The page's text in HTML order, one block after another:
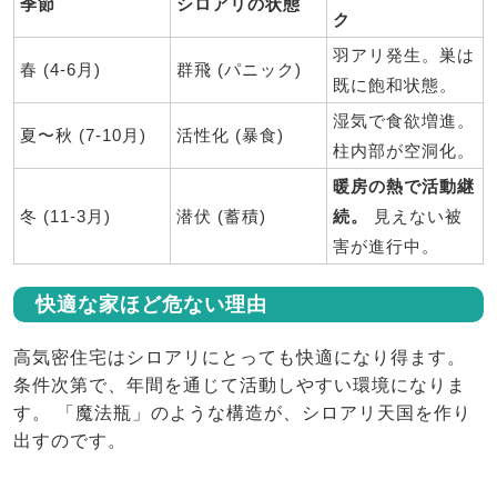
季節
シロアリの状態
ク
春 (4-6月) 群飛 (パニック)
羽アリ発生。巣は
既に飽和状態。
夏〜秋 (7-10月) 活性化 (暴食)
湿気で食欲増進。
柱内部が空洞化。
冬 (11-3月) 潜伏 (蓄積)
暖房の熱で活動継
続。
見えない被
害が進行中。
快適な家ほど危ない理由
高気密住宅はシロアリにとっても快適になり得ます。
条件次第で、年間を通じて活動しやすい環境になりま
す。 「魔法瓶」のような構造が、シロアリ天国を作り
出すのです。